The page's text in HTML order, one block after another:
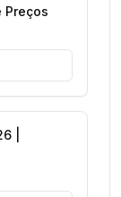
Preços
|